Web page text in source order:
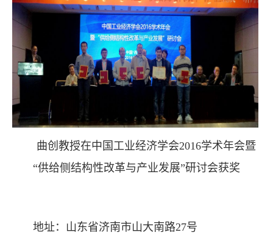
曲创教授在中国工业经济学会2016学术年会暨
“供给侧结构性改革与产业发展”研讨会获奖
地址：山东省济南市山大南路27号